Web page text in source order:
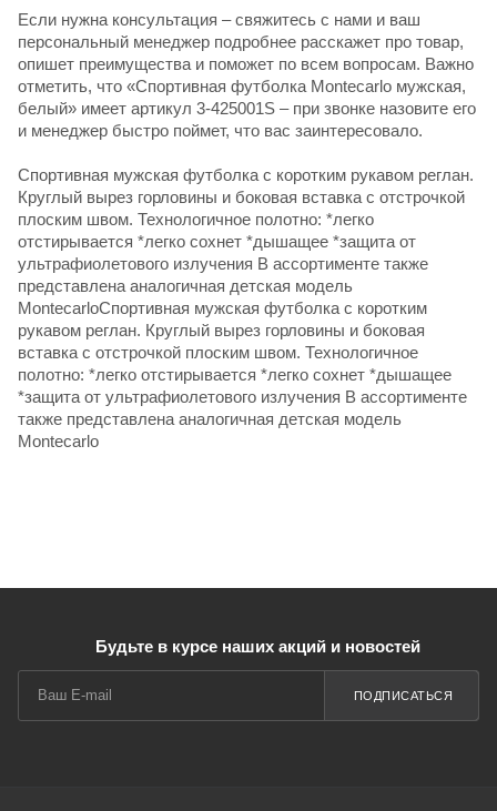
Если нужна консультация – свяжитесь с нами и ваш
персональный менеджер подробнее расскажет про товар,
опишет преимущества и поможет по всем вопросам. Важно
отметить, что «Спортивная футболка Montecarlo мужская,
белый» имеет артикул 3-425001S – при звонке назовите его
и менеджер быстро поймет, что вас заинтересовало.
Спортивная мужская футболка с коротким рукавом реглан.
Круглый вырез горловины и боковая вставка с отстрочкой
плоским швом. Технологичное полотно: *легко
отстирывается *легко сохнет *дышащее *защита от
ультрафиолетового излучения В ассортименте также
представлена аналогичная детская модель
MontecarloСпортивная мужская футболка с коротким
рукавом реглан. Круглый вырез горловины и боковая
вставка с отстрочкой плоским швом. Технологичное
полотно: *легко отстирывается *легко сохнет *дышащее
*защита от ультрафиолетового излучения В ассортименте
также представлена аналогичная детская модель
Montecarlo
Будьте в курсе наших акций и новостей
ПОДПИСАТЬСЯ